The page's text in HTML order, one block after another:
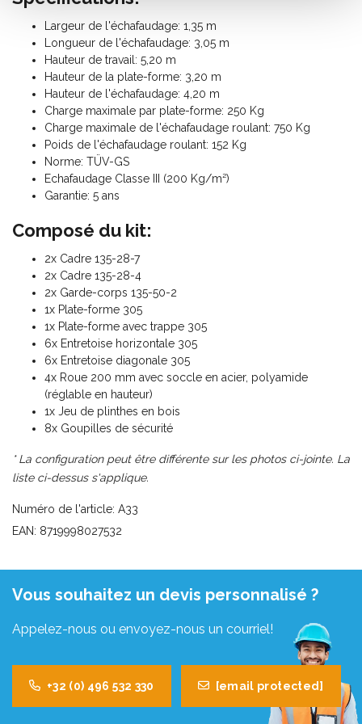
Largeur de l'échafaudage: 1,35 m
Longueur de l'échafaudage: 3,05 m
Hauteur de travail: 5,20 m
Hauteur de la plate-forme: 3,20 m
Hauteur de l'échafaudage: 4,20 m
Charge maximale par plate-forme: 250 Kg
Charge maximale de l'échafaudage roulant: 750 Kg
Poids de l'échafaudage roulant: 152 Kg
Norme: TÜV-GS
Echafaudage Classe III (200 Kg/m²)
Garantie: 5 ans
Composé du kit:
2x Cadre 135-28-7
2x Cadre 135-28-4
2x Garde-corps 135-50-2
1x Plate-forme 305
1x Plate-forme avec trappe 305
6x Entretoise horizontale 305
6x Entretoise diagonale 305
4x Roue 200 mm avec soccle en acier, polyamide
(réglable en hauteur)
1x Jeu de plinthes en bois
8x Goupilles de sécurité
* La configuration peut être différente sur les photos ci-jointe. La
liste ci-dessus s'applique.
Numéro de l'article: A33
EAN: 8719998027532
Vous souhaitez un devis personnalisé ?
Appelez-nous ou envoyez-nous un courriel!
+32 (0) 496 532 330 [email protected]